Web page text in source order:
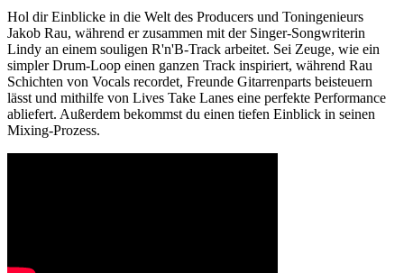
Hol dir Einblicke in die Welt des Producers und Toningenieurs
Jakob Rau, während er zusammen mit der Singer-Songwriterin
Lindy an einem souligen R'n'B-Track arbeitet. Sei Zeuge, wie ein
simpler Drum-Loop einen ganzen Track inspiriert, während Rau
Schichten von Vocals recordet, Freunde Gitarrenparts beisteuern
lässt und mithilfe von Lives Take Lanes eine perfekte Performance
abliefert. Außerdem bekommst du einen tiefen Einblick in seinen
Mixing-Prozess.